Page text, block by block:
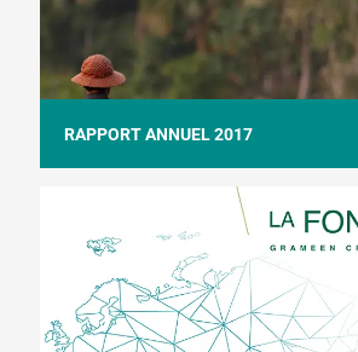
RAPPORT ANNUEL 2017